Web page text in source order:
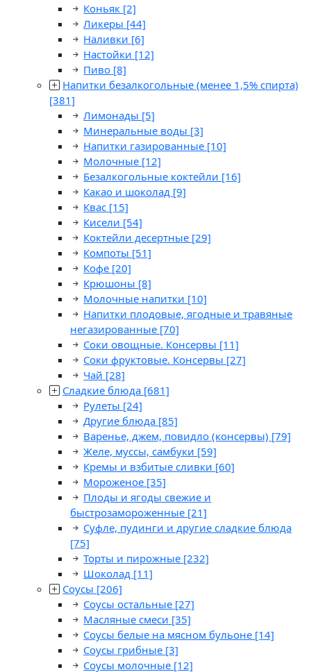
Коньяк [2]
Ликеры [44]
Наливки [6]
Настойки [12]
Пиво [8]
Напитки безалкогольные (менее 1,5% спирта)
[381]
Лимонады [5]
Минеральные воды [3]
Напитки газированные [10]
Молочные [12]
Безалкогольные коктейли [16]
Какао и шоколад [9]
Квас [15]
Кисели [54]
Коктейли десертные [29]
Компоты [51]
Кофе [20]
Крюшоны [8]
Молочные напитки [10]
Напитки плодовые, ягодные и травяные
негазированные [70]
Соки овощные. Консервы [11]
Соки фруктовые. Консервы [27]
Чай [28]
Сладкие блюда [681]
Рулеты [24]
Другие блюда [85]
Варенье, джем, повидло (консервы) [79]
Желе, муссы, самбуки [59]
Кремы и взбитые сливки [60]
Мороженое [35]
Плоды и ягоды свежие и
быстрозамороженные [21]
Суфле, пудинги и другие сладкие блюда
[75]
Торты и пирожные [232]
Шоколад [11]
Соусы [206]
Соусы остальные [27]
Масляные смеси [35]
Соусы белые на мясном бульоне [14]
Соусы грибные [3]
Соусы молочные [12]